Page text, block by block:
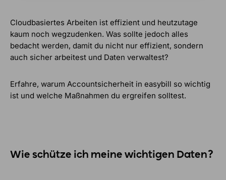
Cloudbasiertes Arbeiten ist effizient und heutzutage
kaum noch wegzudenken. Was sollte jedoch alles
bedacht werden, damit du nicht nur effizient, sondern
auch sicher arbeitest und Daten verwaltest?
Erfahre, warum Accountsicherheit in easybill so wichtig
ist und welche Maßnahmen du ergreifen solltest.
Wie schütze ich meine wichtigen Daten?